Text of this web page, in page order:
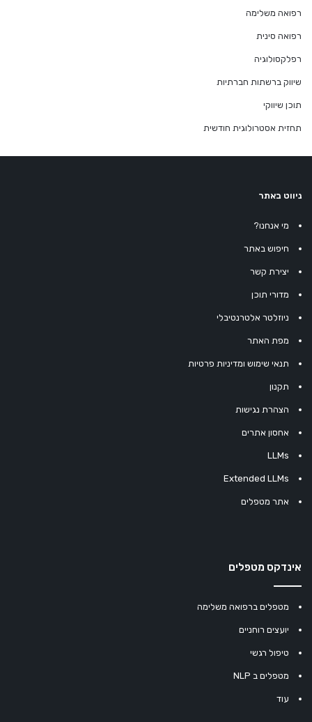
רפואה משלימה
רפואה סינית
רפלקסולוגיה
שיווק ברשתות חברתיות
תוכן שיווקי
תחזית אסטרולוגית חודשית
ניווט באתר
מי אנחנו?
חיפוש באתר
יצירת קשר
מדורי תוכן
ניוזלטר אלטרנטיבלי
מפת האתר
תנאי שימוש ומדיניות פרטיות
תקנון
הצהרת נגישות
אחסון אתרים
LLMs
Extended LLMs
אתר מטפלים
אינדקס מטפלים
מטפלים ברפואה משלימה
יועצים רוחניים
טיפול רגשי
מטפלים ב NLP
עוד